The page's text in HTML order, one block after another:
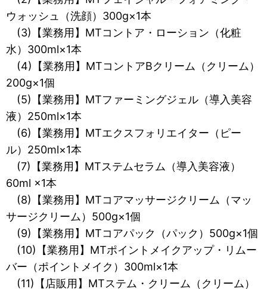
ウォッシュ（洗顔）300g×1本
(3)【業務用】MTコントア・ローション（化粧
水）300ml×1本
(4)【業務用】MTコントアBクリーム（クリーム）
200g×1個
(5)【業務用】MTファーミングジェル（導入美容
液）250ml×1本
(6)【業務用】MTエクスフォリエイター（ピー
ル）250ml×1本
(7)【業務用】MTステムセラム（導入美容液）
60ml ×1本
(8)【業務用】MTコアマッサージクリーム（マッ
サージクリーム）500g×1個
(9)【業務用】MTコアパック（パック）500g×1個
(10)【業務用】MTポイントメイクアップ・リムー
バー（ポイントメイク）300ml×1本
(11)【店販用】MTステム・クリーム（クリーム）